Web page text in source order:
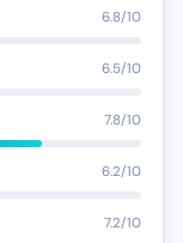
6.8/10
6.5/10
7.8/10
6.2/10
7.2/10